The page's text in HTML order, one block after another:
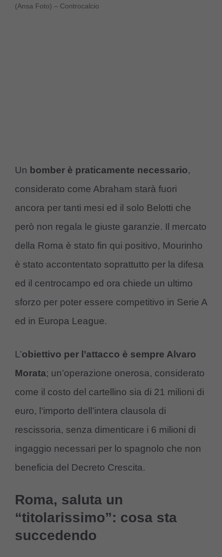
(Ansa Foto) – Controcalcio
Un bomber è praticamente necessario,
considerato come Abraham starà fuori
ancora per tanti mesi ed il solo Belotti che
però non regala le giuste garanzie. Il mercato
della Roma è stato fin qui positivo, Mourinho
è stato accontentato soprattutto per la difesa
ed il centrocampo ed ora chiede un ultimo
sforzo per poter essere competitivo in Serie A
ed in Europa League.
L’obiettivo per l’attacco è sempre Alvaro
Morata; un’operazione onerosa, considerato
come il costo del cartellino sia di 21 milioni di
euro, l’importo dell’intera clausola di
rescissoria, senza dimenticare i 6 milioni di
ingaggio necessari per lo spagnolo che non
beneficia del Decreto Crescita.
Roma, saluta un
“titolarissimo”: cosa sta
succedendo